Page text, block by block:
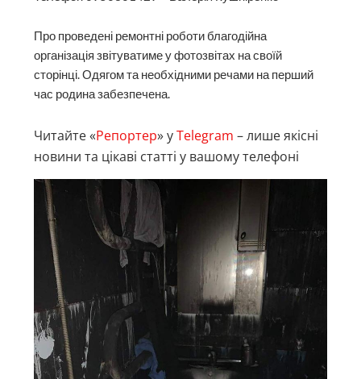
Про проведені ремонтні роботи благодійна
організація звітуватиме у фотозвітах на своїй
сторінці. Одягом та необхідними речами на перший
час родина забезпечена.
Читайте «Репортер» уTelegram – лише якісні
новини та цікаві статті у вашому телефоні